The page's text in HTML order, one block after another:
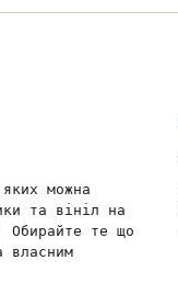
можна
та вініл на
Обирайте те що
власним